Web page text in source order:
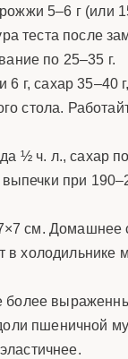
5–6 г (или
теста после
по 25–35 г.
г, сахар 35–40
стола.
½ ч. л., сахар
выпечки при
см. Домашнее
в
пшеничной